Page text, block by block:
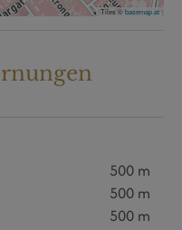
Tiles ©basemap.at
500 m
500 m
500 m